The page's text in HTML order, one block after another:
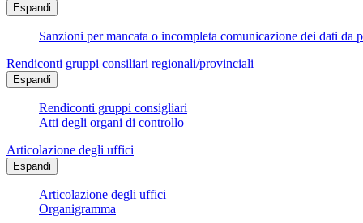
Espandi
Sanzioni per mancata o incompleta comunicazione dei dati
Rendiconti gruppi consiliari regionali/provinciali
Espandi
Rendiconti gruppi consigliari
Atti degli organi di controllo
Articolazione degli uffici
Espandi
Articolazione degli uffici
Organigramma